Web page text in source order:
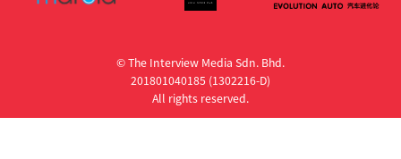
© The Interview Media Sdn. Bhd.
201801040185 (1302216­-D)
All rights reserved.